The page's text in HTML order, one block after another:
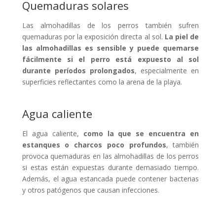
Quemaduras solares
Las almohadillas de los perros también sufren
quemaduras por la exposición directa al sol. La piel de
las almohadillas es sensible y puede quemarse
fácilmente si el perro está expuesto al sol
durante períodos prolongados, especialmente en
superficies reflectantes como la arena de la playa.
Agua caliente
El agua caliente, como la que se encuentra en
estanques o charcos poco profundos, también
provoca quemaduras en las almohadillas de los perros
si estas están expuestas durante demasiado tiempo.
Además, el agua estancada puede contener bacterias
y otros patógenos que causan infecciones.